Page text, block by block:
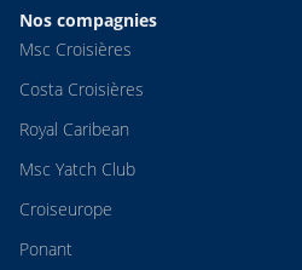
Nos compagnies
Msc Croisières
Costa Croisières
Royal Caribean
Msc Yatch Club
Croiseurope
Ponant